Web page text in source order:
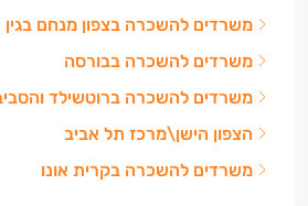
משרדים להשכרה בצפון מנחם בגין
משרדים להשכרה בבורסה
משרדים להשכרה ברוטשילד
הצפון הישן\מרכז תל אביב
משרדים להשכרה בקרית אונו